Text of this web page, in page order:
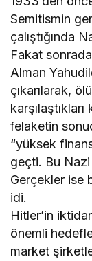
Semitismin
çalıştığında
Fakat
Alman
çıkarılarak,
felaketin
“yüksek
geçti. Bu Nazi
Gerçekler ise
idi.
Hitler’in
önemli
market